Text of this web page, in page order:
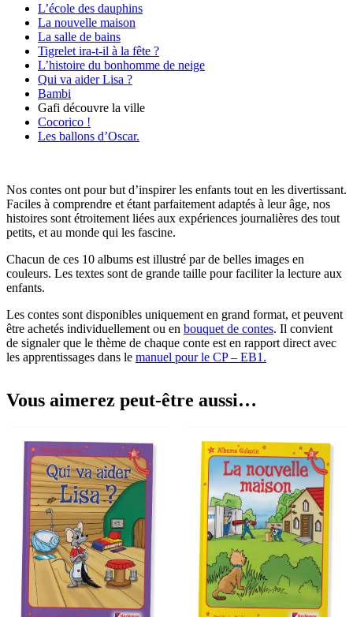
L’école des dauphins
La nouvelle maison
La salle de bains
Tigrelet ira-t-il à la fête ?
L’histoire du bonhomme de neige
Qui va aider Lisa ?
Bambi
Gafi découvre la ville
Cocorico !
Les ballons d’Oscar.
Nos contes ont pour but d’inspirer les enfants tout en les divertissant.
Faciles à comprendre et étant parfaitement adaptés à leur âge, nos
histoires sont étroitement liées aux expériences journalières des tout
petits, et au monde qui les fascine.
Chacun de ces 10 albums est illustré par de belles images en
couleurs. Les textes sont de grande taille pour faciliter la lecture aux
enfants.
Les contes sont disponibles uniquement en grand format, et peuvent
être achetés individuellement ou en bouquet de contes. Il convient
de signaler que le thème de chaque conte est en rapport direct avec
les apprentissages dans le manuel pour le CP – EB1.
Vous aimerez peut-être aussi…